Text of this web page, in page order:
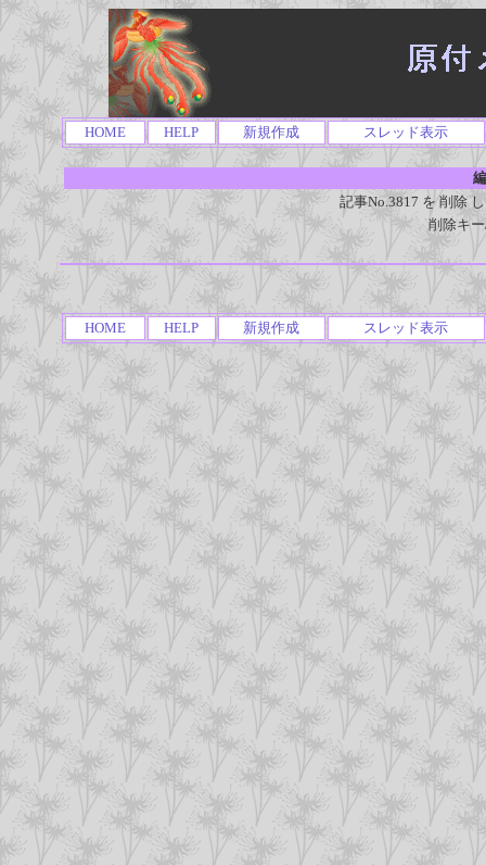
HOME HELP 新規作成 スレッド表示
記事No.3817 を 削除
削除キ
HOME HELP 新規作成 スレッド表示